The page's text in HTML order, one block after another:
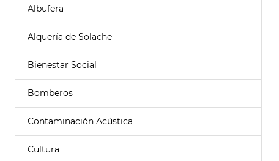
Albufera
Alquería de Solache
Bienestar Social
Bomberos
Contaminación Acústica
Cultura